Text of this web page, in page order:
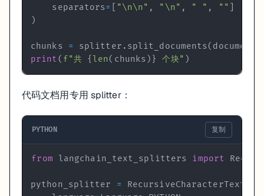
问题：{question}
# 同时返回检索到的文档和最终答案
langchain_core.runnables import RunnableParallel
    answer=(
        | prompt
, temperature=
    separators
= "\n\n" , "\n" , " " , ""
)
chunks = splitter . split_documents( documents
print( f"共 { len( chunks ) } 个块" )
代码文档用专用 splitter：
PYTHON 复制
from langchain_text_splitters import
python_splitter =